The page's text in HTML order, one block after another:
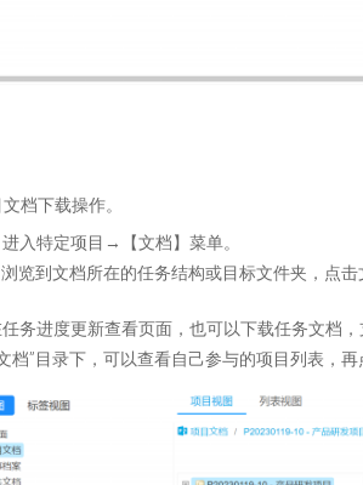
档下载操作。
入特定项目→【文档】菜单。
览到文档所在的任务结构或目标文件夹，点
务进度更新查看页面，也可以下载任务文档，
档”目录下，可以查看自己参与的项目列表，